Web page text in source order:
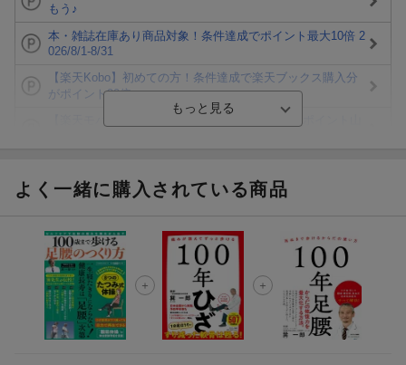
もう♪
本・雑誌在庫あり商品対象！条件達成でポイント最大10倍 2
026/8/1-8/31
【楽天Kobo】初めての方！条件達成で楽天ブックス購入分
がポイント20倍
ト山分け
楽天モバイル紹介キャンペーンの拡散で300円OFFクーポン
進呈
条件達成で楽天限定・宝塚歌劇 宙組貸切公演ペアチケット
が当たる
よく一緒に購入されている商品